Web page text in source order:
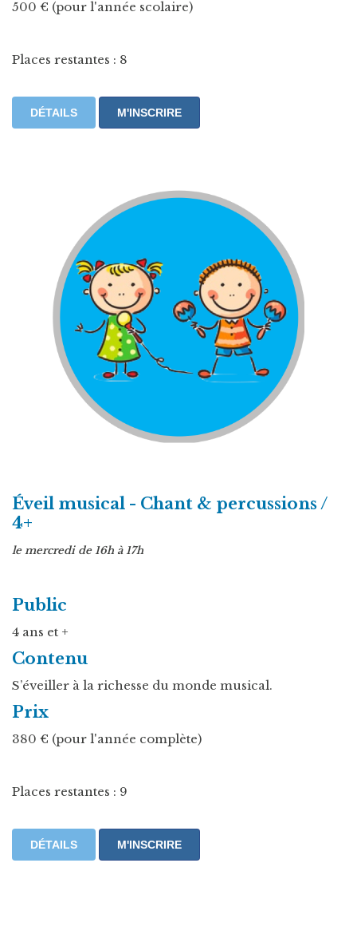
500 € (pour l'année scolaire)
Places restantes : 8
DÉTAILS M'INSCRIRE
Éveil musical - Chant & percussions /
4+
le mercredi de 16h à 17h
Public
4 ans et +
Contenu
S’éveiller à la richesse du monde musical.
Prix
380 € (pour l'année complète)
Places restantes : 9
DÉTAILS M'INSCRIRE